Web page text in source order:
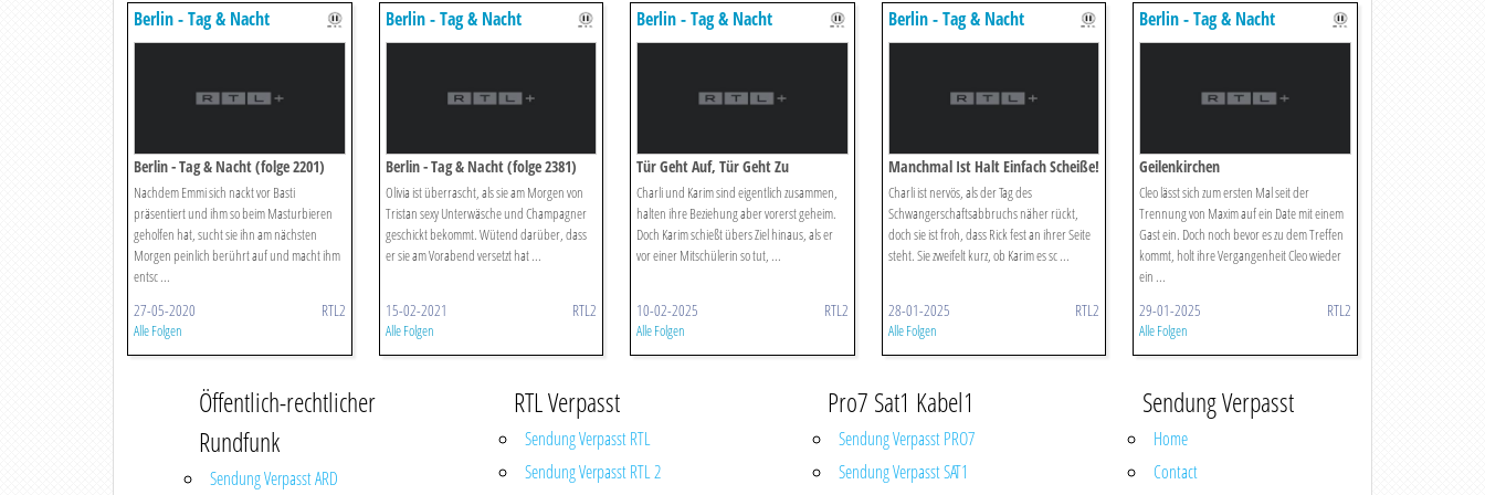
Berlin - Tag & Nacht
Berlin - Tag & Nacht (folge 2201)
Nachdem Emmi sich nackt vor Basti
präsentiert und ihm so beim Masturbieren
geholfen hat, sucht sie ihn am nächsten
Morgen peinlich berührt auf und macht ihm
entsc ...
27-05-2020 RTL2
Alle Folgen
Berlin - Tag & Nacht
Berlin - Tag & Nacht (folge 2381)
Olivia ist überrascht, als sie am Morgen von
Tristan sexy Unterwäsche und Champagner
geschickt bekommt. Wütend darüber, dass
er sie am Vorabend versetzt hat ...
15-02-2021 RTL2
Alle Folgen
Berlin - Tag & Nacht
Tür Geht Auf, Tür Geht Zu
Charli und Karim sind eigentlich zusammen,
halten ihre Beziehung aber vorerst geheim.
Doch Karim schießt übers Ziel hinaus, als er
vor einer Mitschülerin so tut, ...
10-02-2025 RTL2
Alle Folgen
Berlin - Tag & Nacht
Manchmal Ist Halt Einfach Scheiße!
Charli ist nervös, als der Tag des
Schwangerschaftsabbruchs näher rückt,
doch sie ist froh, dass Rick fest an ihrer Seite
steht. Sie zweifelt kurz, ob Karim es sc ...
28-01-2025 RTL2
Alle Folgen
Berlin - Tag & Nacht
Geilenkirchen
Cleo lässt sich zum ersten Mal seit der
Trennung von Maxim auf ein Date mit einem
Gast ein. Doch noch bevor es zu dem Treffen
kommt, holt ihre Vergangenheit Cleo wieder
ein ...
29-01-2025 RTL2
Alle Folgen
Öffentlich-rechtlicher
Rundfunk
Sendung Verpasst ARD
RTL Verpasst
Sendung Verpasst RTL
Sendung Verpasst RTL 2
Pro7 Sat1 Kabel1
Sendung Verpasst PRO7
Sendung Verpasst SAT1
Sendung Verpasst
Home
Contact